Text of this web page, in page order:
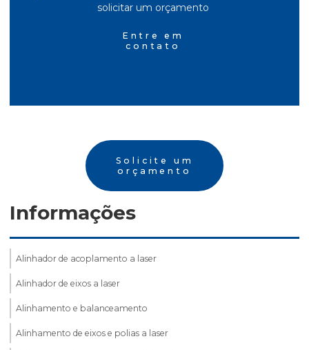
solicitar um orçamento
Entre em
contato
Solicite um
orçamento
Informações
Alinhador de acoplamento a laser
Alinhador de eixos a laser
Alinhamento e balanceamento
Alinhamento de eixos e polias a laser